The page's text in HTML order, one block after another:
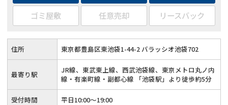
ゴミ屋敷
任意売却 リースバック
住所 東京都豊島区東池袋1-44-2 バラッシオ池袋702
最寄り駅
JR線、東武東上線、西武池袋線、東京メトロ丸ノ内
線・有楽町線・副都心線 「池袋駅」より徒歩約5分
受付時間 平日10:00～19:00